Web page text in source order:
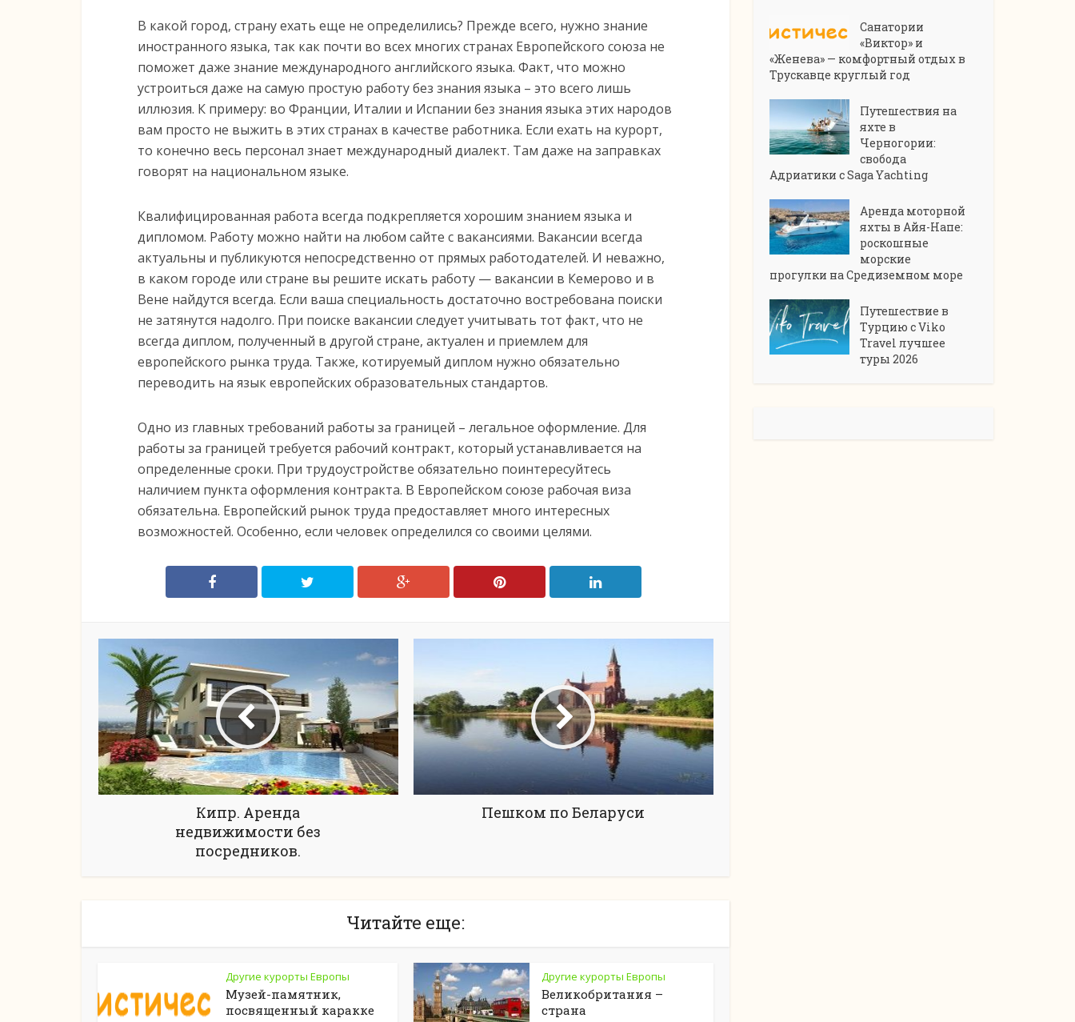
В какой город, страну ехать еще не определились? Прежде всего, нужно знание
иностранного языка, так как почти во всех многих странах Европейского союза не
поможет даже знание международного английского языка. Факт, что можно
устроиться даже на самую простую работу без знания языка – это всего лишь
иллюзия. К примеру: во Франции, Италии и Испании без знания языка этих народов
вам просто не выжить в этих странах в качестве работника. Если ехать на курорт,
то конечно весь персонал знает международный диалект. Там даже на заправках
говорят на национальном языке.
Квалифицированная работа всегда подкрепляется хорошим знанием языка и
дипломом. Работу можно найти на любом сайте с вакансиями. Вакансии всегда
актуальны и публикуются непосредственно от прямых работодателей. И неважно,
в каком городе или стране вы решите искать работу — вакансии в Кемерово и в
Вене найдутся всегда. Если ваша специальность достаточно востребована поиски
не затянутся надолго. При поиске вакансии следует учитывать тот факт, что не
всегда диплом, полученный в другой стране, актуален и приемлем для
европейского рынка труда. Также, котируемый диплом нужно обязательно
переводить на язык европейских образовательных стандартов.
Одно из главных требований работы за границей – легальное оформление. Для
работы за границей требуется рабочий контракт, который устанавливается на
определенные сроки. При трудоустройстве обязательно поинтересуйтесь
наличием пункта оформления контракта. В Европейском союзе рабочая виза
обязательна. Европейский рынок труда предоставляет много интересных
возможностей. Особенно, если человек определился со своими целями.
Кипр. Аренда
недвижимости без
посредников.
Пешком по Беларуси
Читайте еще:
Другие курорты Европы
Музей-памятник,
посвященный каракке
Другие курорты Европы
Великобритания –
страна
Санатории
«Виктор» и
«Женева» — комфортный отдых в
Трускавце круглый год
Путешествия на
яхте в
Черногории:
свобода
Адриатики с Saga Yachting
Аренда моторной
яхты в Айя-Напе:
роскошные
морские
прогулки на Средиземном море
Путешествие в
Турцию с Viko
Travel лучшее
туры 2026